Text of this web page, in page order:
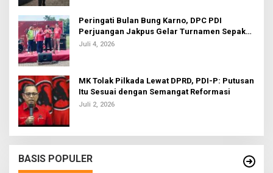
Peringati Bulan Bung Karno, DPC PDI
Perjuangan Jakpus Gelar Turnamen Sepak
Bola U-20
Juli 4, 2026
MK Tolak Pilkada Lewat DPRD, PDI-P: Putusan
Itu Sesuai dengan Semangat Reformasi
Juli 2, 2026
BASIS POPULER